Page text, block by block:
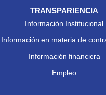
TRANSPARIENCIA
Información Institucional
Información en materia de
Información financiera
Empleo